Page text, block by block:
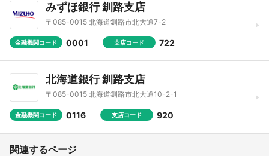
みずほ銀行 釧路支店
〒085-0015 北海道釧路市北大通7-2
金融機関コード 0001 支店コード 722
北海道銀行 釧路支店
〒085-0015 北海道釧路市北大通10-2-1
金融機関コード 0116 支店コード 920
関連するページ